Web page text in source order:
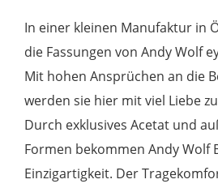
In einer kleinen Manufaktur in
die Fassungen von Andy Wolf
Mit hohen Ansprüchen an die
werden sie hier mit viel Liebe
Durch exklusives Acetat und
Formen bekommen Andy Wolf
Einzigartigkeit. Der